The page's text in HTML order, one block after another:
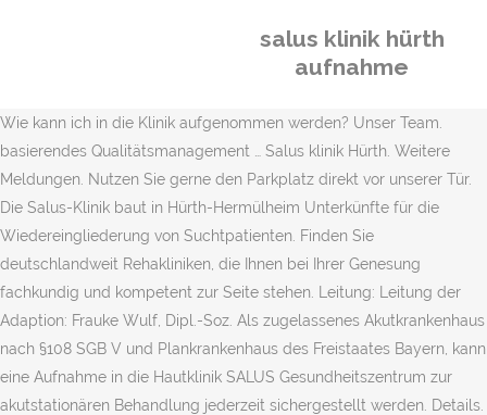
salus klinik hürth
aufnahme
Wie kann ich in die Klinik aufgenommen werden? Unser Team.
basierendes Qualitätsmanagement … Salus klinik Hürth. Weitere
Meldungen. Nutzen Sie gerne den Parkplatz direkt vor unserer Tür.
Die Salus-Klinik baut in Hürth-Hermülheim Unterkünfte für die
Wiedereingliederung von Suchtpatienten. Finden Sie
deutschlandweit Rehakliniken, die Ihnen bei Ihrer Genesung
fachkundig und kompetent zur Seite stehen. Leitung: Leitung der
Adaption: Frauke Wulf, Dipl.-Soz. Als zugelassenes Akutkrankenhaus
nach §108 SGB V und Plankrankenhaus des Freistaates Bayern, kann
eine Aufnahme in die Hautklinik SALUS Gesundheitszentrum zur
akutstationären Behandlung jederzeit sichergestellt werden. Details.